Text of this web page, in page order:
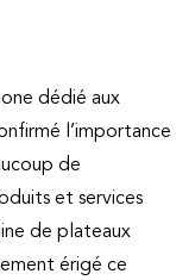
dédié aux
l’importance
de
et services
de plateaux
érigé ce